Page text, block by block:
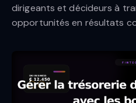
dirigeants et décideurs à
opportunités en résultats